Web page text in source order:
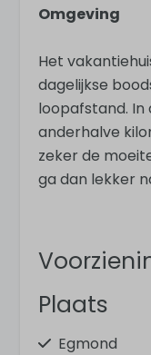
Omgeving
Het
dagelijkse
loopafstand. In
anderhalve
zeker de
ga dan lekker
Plaats
Egmond